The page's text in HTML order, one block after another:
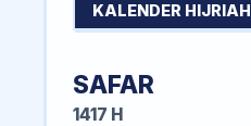
KALENDER HIJRIAH
SAFAR
1417 H